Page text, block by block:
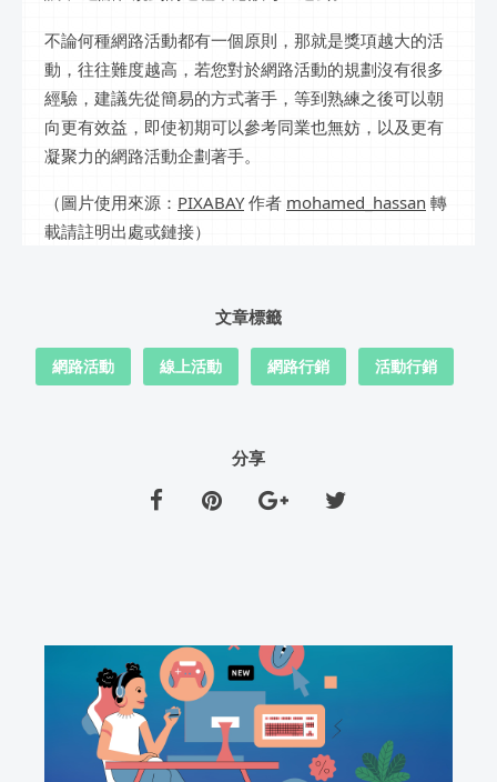
不論何種網路活動都有一個原則，那就是獎項越大的活
動，往往難度越高，若您對於網路活動的規劃沒有很多
經驗，建議先從簡易的方式著手，等到熟練之後可以朝
向更有效益，即使初期可以參考同業也無妨，以及更有
凝聚力的網路活動企劃著手。
（圖片使用來源： PIXABAY作者 mohamed_hassan 轉
載請註明出處或鏈接）
文章標籤
網路活動 線上活動 網路行銷 活動行銷
分享